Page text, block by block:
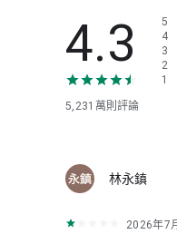
* Google 帳戶儲
4.3
5,231萬則評論
5
4
3
2
1
林永鎮
2026年7